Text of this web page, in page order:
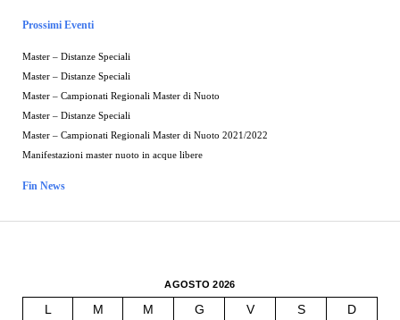
Prossimi Eventi
Master – Distanze Speciali
Master – Distanze Speciali
Master – Campionati Regionali Master di Nuoto
Master – Distanze Speciali
Master – Campionati Regionali Master di Nuoto 2021/2022
Manifestazioni master nuoto in acque libere
Fin News
AGOSTO 2026
L M M G V S
D